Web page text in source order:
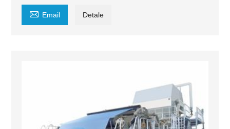
 Email Detale